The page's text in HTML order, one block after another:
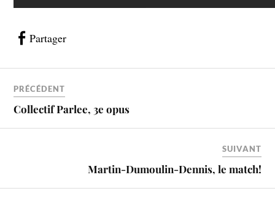
Partager
PRÉCÉDENT
Collectif Parlee, 3e opus
SUIVANT
Martin-Dumoulin-Dennis, le match!